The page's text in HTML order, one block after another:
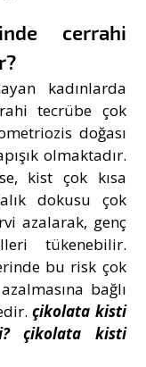
cerrahi
kadınlarda
tecrübe çok
doğası
olmaktadır.
kist çok kısa
dokusu çok
azalarak, genç
tükenebilir.
bu risk çok
bağlı
çikolata kisti
çikolata kisti